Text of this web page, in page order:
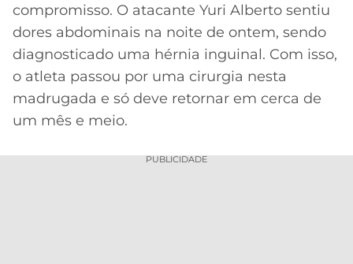
ONLINE
2026
GRÊMIO
ATLÉTICO
MG
LALIGA
compromisso. O atacante Yuri Alberto sentiu
dores abdominais na noite de ontem, sendo
diagnosticado uma hérnia inguinal. Com isso,
o atleta passou por uma cirurgia nesta
madrugada e só deve retornar em cerca de
um mês e meio.
PUBLICIDADE